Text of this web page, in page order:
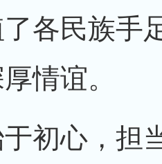
各民族手
情谊。
心，担